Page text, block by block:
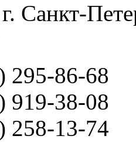
Санкт-
295-86-68
919-38-08
258-13-74